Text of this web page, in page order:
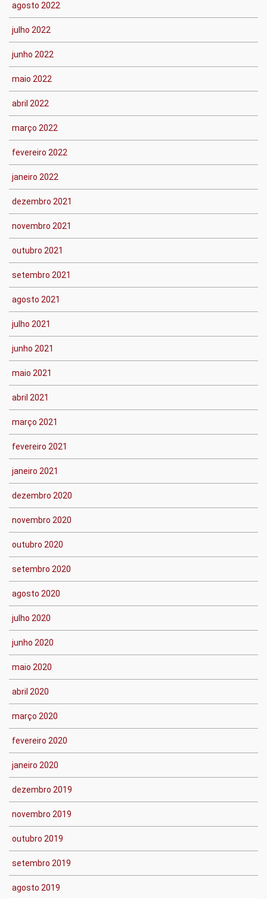
agosto 2022
julho 2022
junho 2022
maio 2022
abril 2022
março 2022
fevereiro 2022
janeiro 2022
dezembro 2021
novembro 2021
outubro 2021
setembro 2021
agosto 2021
julho 2021
junho 2021
maio 2021
abril 2021
março 2021
fevereiro 2021
janeiro 2021
dezembro 2020
novembro 2020
outubro 2020
setembro 2020
agosto 2020
julho 2020
junho 2020
maio 2020
abril 2020
março 2020
fevereiro 2020
janeiro 2020
dezembro 2019
novembro 2019
outubro 2019
setembro 2019
agosto 2019